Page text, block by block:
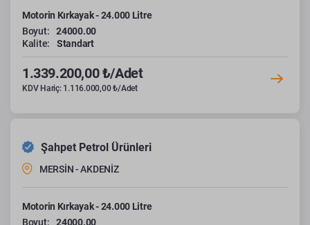
Motorin Kırkayak - 24.000 Litre
Boyut:
24000.00
Kalite:
Standart
1.339.200,00 ₺/Adet
KDV Hariç: 1.116.000,00 ₺/Adet
Şahpet Petrol Ürünleri
MERSİN - AKDENİZ
Motorin Kırkayak - 24.000 Litre
Boyut:
24000.00